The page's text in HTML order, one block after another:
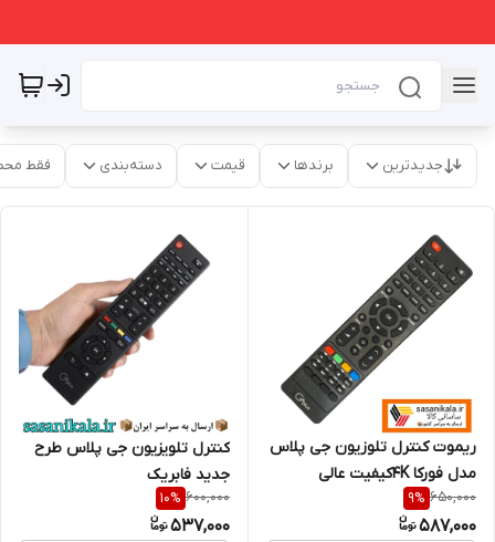
جدیدترین برندها قیمت دسته‌بندی فقط
ریموت کنترل تلوزیون جی پلاس
مدل فورکا 4Kکیفیت عالی
650,000
9%
587,000
کنترل تلویزیون جی پلاس طرح
جدید فابریک
600,000
10%
537,000